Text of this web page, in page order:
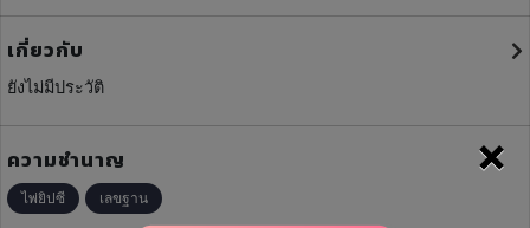
×
เกี่ยวกับ
ยังไม่มีประวัติ
ความชำนาญ
ไพ่ยิปซี เลขฐาน